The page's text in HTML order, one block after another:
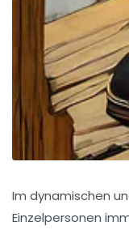
Im dynamischen
Einzelpersonen